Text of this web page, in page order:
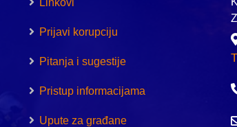
Linkovi
Prijavi korupciju
Pitanja i sugestije
Pristup informacijama
Upute za građane